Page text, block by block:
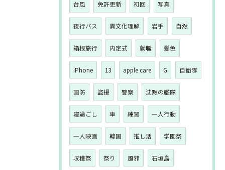
台風 免許更新 初回 写真
夜行バス 異文化理解 岩手 自然
箱根旅行 内定式 就職 髪色
iPhone 13 apple care G 自衛隊
国防 盗撮 警察 沈黙の艦隊
寝過ごし 車 練習 一人行動
一人映画 韓国 推し活 学園祭
収穫祭 祭り 風邪 石垣島